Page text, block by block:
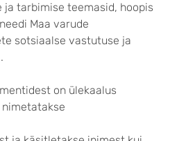
tarbimise teemasid, hoopis
Maa varude
sotsiaalse vastutuse ja
on ülekaalus